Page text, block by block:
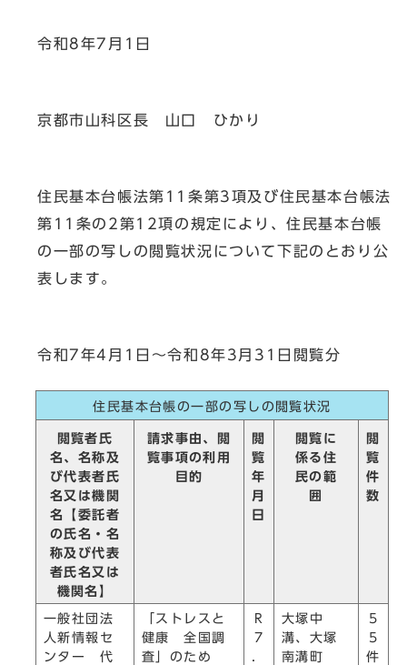
令和8年7月1日
京都市山科区長 山口 ひかり
住民基本台帳法第11条第3項及び住民基本台帳法
第11条の2第12項の規定により、住民基本台帳
の一部の写しの閲覧状況について下記のとおり公
表します。
令和7年4月1日～令和8年3月31日閲覧分
住民基本台帳の一部の写しの閲覧状況
閲覧者氏
名、名称及
び代表者氏
名又は機関
名【委託者
の氏名・名
称及び代表
者氏名又は
機関名】
請求事由、閲
覧事項の利用
目的
閲
覧
年
月
日
閲覧に
係る住
民の範
囲
閲
覧
件
数
一般社団法
人新情報セ
ンター 代
「ストレスと
健康 全国調
査」のため
R
7
．
大塚中
溝、大塚
南溝町
5
5
件